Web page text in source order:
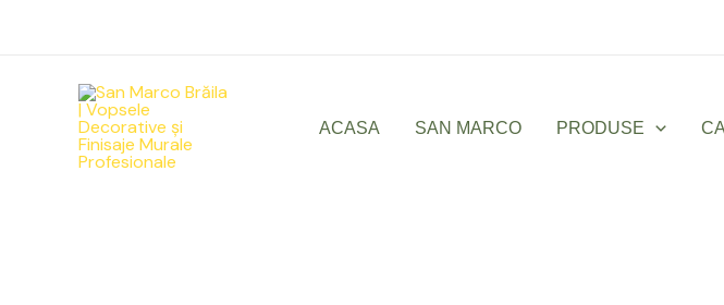
ACASA SAN MARCO PRODUSE